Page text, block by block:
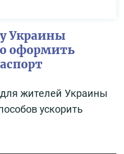
Украины
оформить
жителей Украины
ускорить